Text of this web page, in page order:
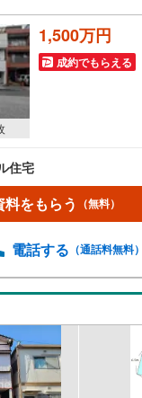
1,500万円
成約でもらえる
住宅
料をもらう （無料）
電話する （通話料無料）